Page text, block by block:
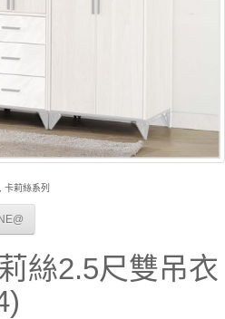
卡莉絲系列
絲2.5尺雙吊衣